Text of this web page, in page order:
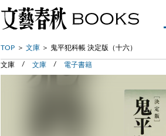
TOP 文庫 鬼平犯科帳 決定版（十六）
文庫 文庫 電子書籍